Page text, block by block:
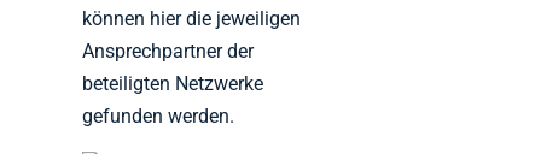
können hier die jeweiligen
Ansprechpartner der
beteiligten Netzwerke
gefunden werden.